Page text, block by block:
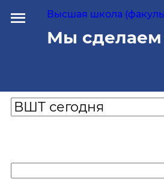
Высшая школа
Мы сделаем